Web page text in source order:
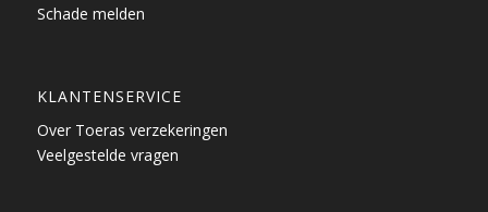
Schade melden
KLANTENSERVICE
Over Toeras verzekeringen
Veelgestelde vragen